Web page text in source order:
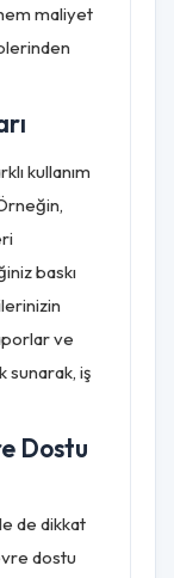
maliyet
kullanım
baskı
ve
sunarak, iş
Dostu
de dikkat
dostu